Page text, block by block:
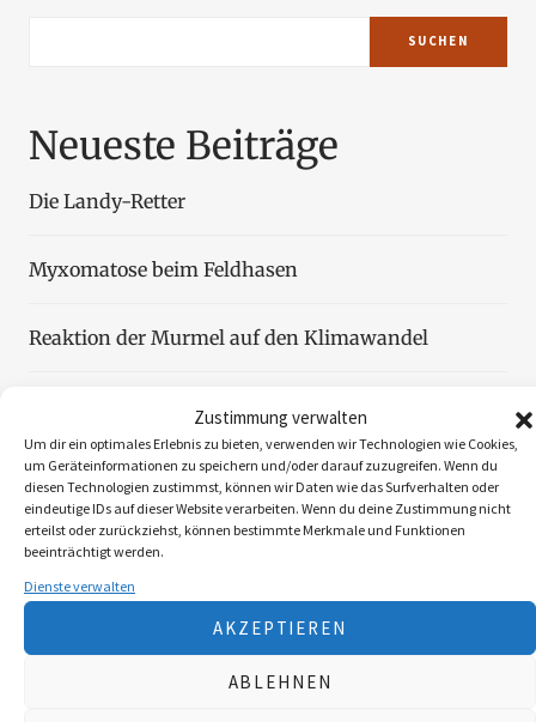
Zustimmung verwalten
Um dir ein optimales Erlebnis zu bieten, verwenden wir Technologien wie Cookies,
um Geräteinformationen zu speichern und/oder darauf zuzugreifen. Wenn du
diesen Technologien zustimmst, können wir Daten wie das Surfverhalten oder
eindeutige IDs auf dieser Website verarbeiten. Wenn du deine Zustimmung nicht
erteilst oder zurückziehst, können bestimmte Merkmale und Funktionen
beeinträchtigt werden.
Dienste verwalten
AKZEPTIEREN
ABLEHNEN
SUCHEN
Neueste Beiträge
Die Landy-Retter
Myxomatose beim Feldhasen
Reaktion der Murmel auf den Klimawandel
Faszination Blattjagd
Wildzählung aus der Luft